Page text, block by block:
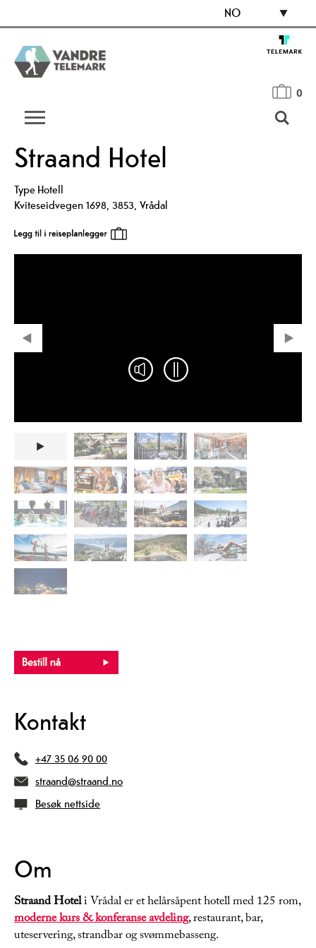
NO
0
Straand Hotel
TypeHotell
Kviteseidvegen 1698, 3853, Vrådal
Kontakt
+47 35 06 90 00
straand@straand.no
Besøk nettside
Om
Straand Hoteli Vrådal er et helårsåpent hotell med 125 rom,
moderne kurs & konferanse avdeling, restaurant, bar,
uteservering, strandbar og svømmebasseng.